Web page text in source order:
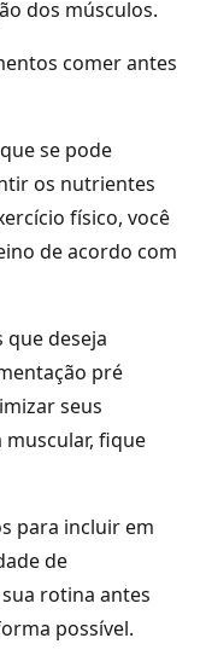
dos músculos.
comer antes
se pode
os nutrientes
físico, você
de acordo com
que deseja
pré
seus
fique
para incluir em
de
rotina antes
possível.